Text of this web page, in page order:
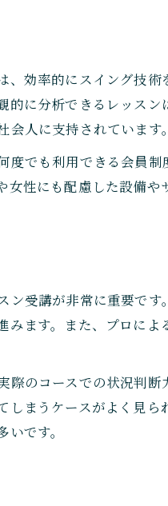
選び方次第で変わ
月島で注目のゴル
失敗しないゴルフ
実践派に人気のゴルフ
応用力を伸ばすゴ
実践重視のゴルフ
効率的にスイング技
に分析できるレッス
人に支持されています。
でも利用できる会員
性にも配慮した設備
受講が非常に重要で
ます。また、プロに
のコースでの状況判
まうケースがよく見
です。
ご予約は
ご予約は